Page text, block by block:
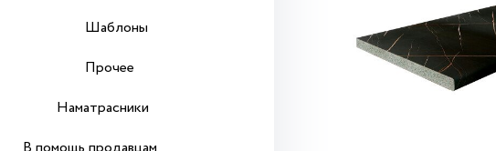
Шаблоны
Прочее
Наматрасники